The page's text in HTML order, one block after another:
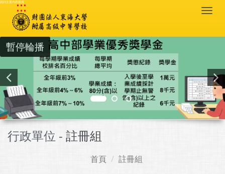
跳到主要內容區塊
:::
暫停輪播
行政單位 - 註冊組
首頁 註冊組